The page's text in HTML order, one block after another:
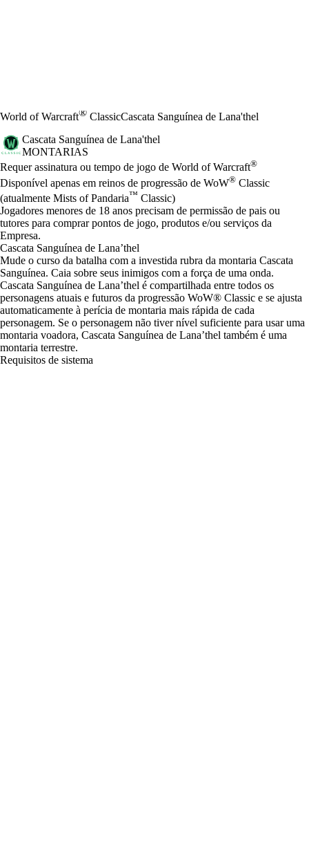
World of Warcraft® ClassicCascata Sanguínea de Lana'thel
Cascata Sanguínea de Lana'thel
MONTARIAS
Preço
Available actions
Requer assinatura ou tempo de jogo de World of Warcraft®
Disponível apenas em reinos de progressão de WoW® Classic
(atualmente Mists of Pandaria™ Classic)
Jogadores menores de 18 anos precisam de permissão de pais ou
tutores para comprar pontos de jogo, produtos e/ou serviços da
Empresa.
Cascata Sanguínea de Lana’thel
Mude o curso da batalha com a investida rubra da montaria Cascata
Sanguínea. Caia sobre seus inimigos com a força de uma onda.
Cascata Sanguínea de Lana’thel é compartilhada entre todos os
personagens atuais e futuros da progressão WoW® Classic e se ajusta
automaticamente à perícia de montaria mais rápida de cada
personagem. Se o personagem não tiver nível suficiente para usar uma
montaria voadora, Cascata Sanguínea de Lana’thel também é uma
montaria terrestre.
Requisitos de sistema